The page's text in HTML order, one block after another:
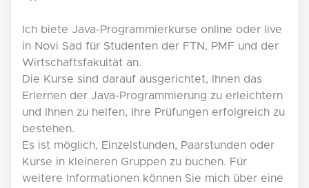
Ich biete Java-Programmierkurse online oder live
in Novi Sad für Studenten der FTN, PMF und der
Wirtschaftsfakultät an.
Die Kurse sind darauf ausgerichtet, Ihnen das
Erlernen der Java-Programmierung zu erleichtern
und Ihnen zu helfen, Ihre Prüfungen erfolgreich zu
bestehen.
Es ist möglich, Einzelstunden, Paarstunden oder
Kurse in kleineren Gruppen zu buchen. Für
weitere Informationen können Sie mich über eine